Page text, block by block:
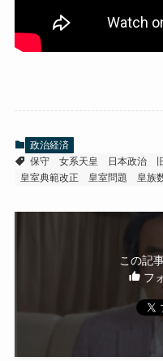
政治経済
保守
女系天皇 日本政治
皇室典範改正
皇室問題 皇族
この記
フ